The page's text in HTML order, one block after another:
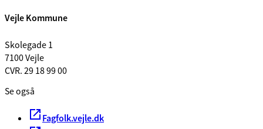
Vejle Kommune
Skolegade 1
7100 Vejle
CVR. 29 18 99 00
Se også
Fagfolk.vejle.dk